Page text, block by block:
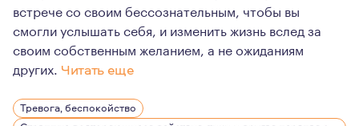
встрече со своим бессознательным, чтобы вы
смогли услышать себя, и изменить жизнь вслед за
своим собственным желанием, а не ожиданиям
других. Читать еще
Люблю людей и смотрю на каждого как на
Интересуюсь искусством, литературой, люблю
Тревога, беспокойство